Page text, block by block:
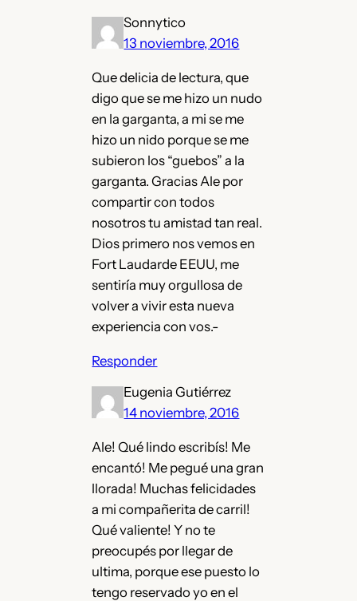
Sonnytico
13 noviembre, 2016
Que delicia de lectura, que
digo que se me hizo un nudo
en la garganta, a mi se me
hizo un nido porque se me
subieron los “guebos” a la
garganta. Gracias Ale por
compartir con todos
nosotros tu amistad tan real.
Dios primero nos vemos en
Fort Laudarde EEUU, me
sentiría muy orgullosa de
volver a vivir esta nueva
experiencia con vos.-
Responder
Eugenia Gutiérrez
14 noviembre, 2016
Ale! Qué lindo escribís! Me
encantó! Me pegué una gran
llorada! Muchas felicidades
a mi compañerita de carril!
Qué valiente! Y no te
preocupés por llegar de
ultima, porque ese puesto lo
tengo reservado yo en el